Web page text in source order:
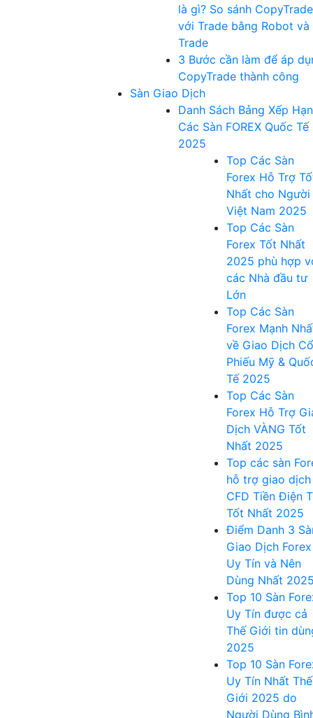
là gì? So sánh CopyTrade
với Trade bằng Robot và
Trade
3 Bước cần làm để áp
CopyTrade thành công
Sàn Giao Dịch
Danh Sách Bảng Xếp
Các Sàn FOREX Quốc Tế
2025
Top Các Sàn
Forex Hỗ Trợ
Nhất cho Người
Việt Nam 2025
Top Các Sàn
Forex Tốt Nhất
2025 phù hợp
các Nhà đầu tư
Lớn
Top Các Sàn
Forex Mạnh
về Giao Dịch Cổ
Phiếu Mỹ &
Tế 2025
Top Các Sàn
Forex Hỗ Trợ
Dịch VÀNG Tốt
Nhất 2025
Top các sàn
hỗ trợ giao dịch
CFD Tiền Điện
Tốt Nhất 2025
Điểm Danh 3
Giao Dịch Forex
Uy Tín và Nên
Dùng Nhất 2025
Top 10 Sàn
Uy Tín được cả
Thế Giới tin
2025
Top 10 Sàn
Uy Tín Nhất Thế
Giới 2025 do
Người Dùng